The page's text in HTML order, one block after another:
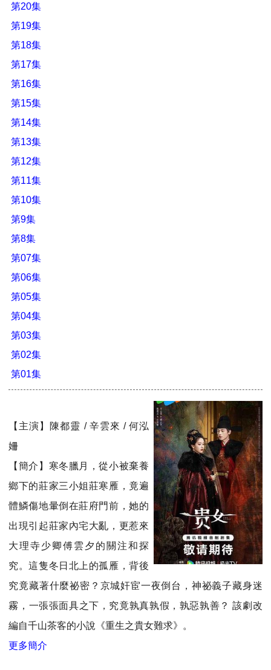
第20集
第19集
第18集
第17集
第16集
第15集
第14集
第13集
第12集
第11集
第10集
第9集
第8集
第07集
第06集
第05集
第04集
第03集
第02集
第01集
【主演】陳都靈 / 辛雲來 / 何泓
姍
【簡介】寒冬臘月，從小被棄養
鄉下的莊家三小姐莊寒雁，竟遍
體鱗傷地暈倒在莊府門前，她的
出現引起莊家內宅大亂，更惹來
大理寺少卿傅雲夕的關注和探
究。這隻冬日北上的孤雁，背後
究竟藏著什麼祕密？京城奸宦一夜倒台，神祕義子藏身迷
霧，一張張面具之下，究竟孰真孰假，孰惡孰善？ 該劇改
編自千山茶客的小說《重生之貴女難求》。
更多簡介